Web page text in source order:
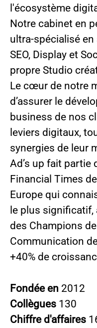
l'écosystème
Notre cabinet en
ultra-spécialisé en
SEO, Display et
propre Studio
Le cœur de notre
d’assurer le
business de nos
leviers digitaux,
synergies de leur
Ad’s up fait partie
Financial Times
Europe qui
le plus
des Champions
Communication
+40% de
Fondée en 2012
Collègues 130
Chiffre d'affaires